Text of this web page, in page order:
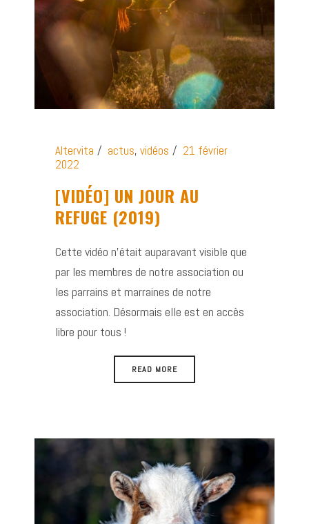
Altervita actus, vidéos
21 février
2022
[VIDÉO] UN JOUR AU
REFUGE (2019)
Cette vidéo n’était auparavant visible que
par les membres de notre association ou
les parrains et marraines de notre
association. Désormais elle est en accès
libre pour tous !
READ MORE